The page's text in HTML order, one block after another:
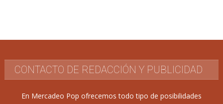
CONTACTO DE REDACCIÓN Y PUBLICIDAD
En Mercadeo Pop ofrecemos todo tipo de posibilidades